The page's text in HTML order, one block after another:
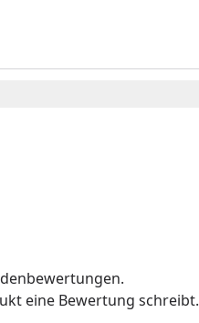
eine Bewertung schreibt.